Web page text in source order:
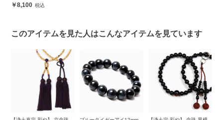
8,100
このアイテムを見た人はこんなアイテムを見ています